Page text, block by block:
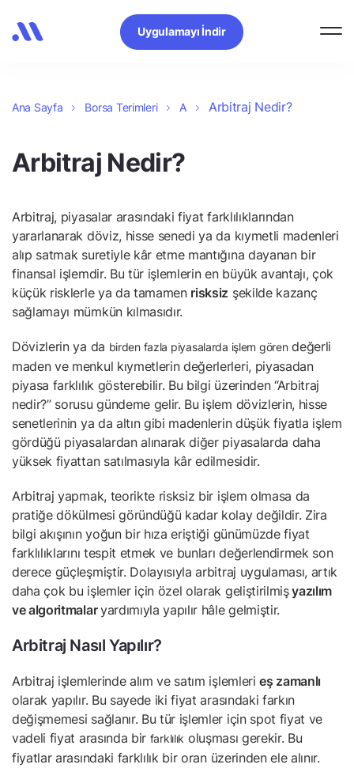
Uygulamayı İndir
Ana Sayfa Borsa Terimleri A Arbitraj Nedir?
Arbitraj Nedir?
Arbitraj, piyasalar arasındaki fiyat farklılıklarından
yararlanarak döviz, hisse senedi ya da kıymetli madenleri
alıp satmak suretiyle kâr etme mantığına dayanan bir
finansal işlemdir. Bu tür işlemlerin en büyük avantajı, çok
küçük risklerle ya da tamamen risksiz şekilde kazanç
sağlamayı mümkün kılmasıdır.
Dövizlerin ya da birden fazla piyasalarda işlem görendeğerli
maden ve menkul kıymetlerin değerlerleri, piyasadan
piyasa farklılık gösterebilir. Bu bilgi üzerinden “Arbitraj
nedir?” sorusu gündeme gelir. Bu işlem dövizlerin, hisse
senetlerinin ya da altın gibi madenlerin düşük fiyatla işlem
gördüğü piyasalardan alınarak diğer piyasalarda daha
yüksek fiyattan satılmasıyla kâr edilmesidir.
Arbitraj yapmak, teorikte risksiz bir işlem olmasa da
pratiğe dökülmesi göründüğü kadar kolay değildir. Zira
bilgi akışının yoğun bir hıza eriştiği günümüzde fiyat
farklılıklarını tespit etmek ve bunları değerlendirmek son
derece güçleşmiştir. Dolayısıyla arbitraj uygulaması, artık
daha çok bu işlemler için özel olarak geliştirilmişyazılım
ve algoritmalaryardımıyla yapılır hâle gelmiştir.
Arbitraj Nasıl Yapılır?
Arbitraj işlemlerinde alım ve satım işlemlerieş zamanlı
olarak yapılır. Bu sayede iki fiyat arasındaki farkın
değişmemesi sağlanır. Bu tür işlemler için spot fiyat ve
vadeli fiyat arasında bir farklılık oluşması gerekir. Bu
fiyatlar arasındaki farklılık bir oran üzerinden ele alınır.